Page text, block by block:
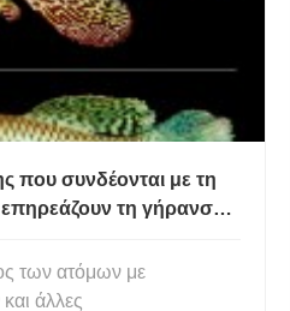
που συνδέονται με τη
τη γήρανση
των ατόμων με
άλλες